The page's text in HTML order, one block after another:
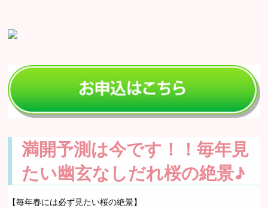
満開予測は今です！！毎年見
たい幽玄なしだれ桜の絶景♪
【毎年春には必ず見たい桜の絶景】